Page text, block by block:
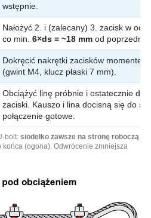
wstępnie.
Nałożyć 2. i (zalecany) 3. zacisk w
co min. 6×ds = ~18 mm od
Dokręcić nakrętki zacisków momentem
(gwint M4, klucz płaski 7 mm).
Obciążyć linę próbnie i ostatecznie
zaciski. Kauszo i lina docisną się do
połączenie gotowe.
bolt: siodełko zawsze na stronę roboczą
końca (ogona). Odwrócenie zmniejsza